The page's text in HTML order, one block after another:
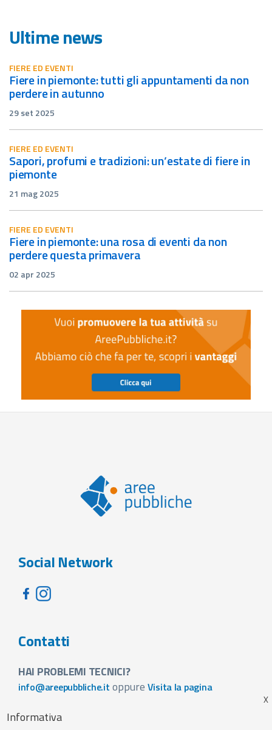
Ultime news
FIERE ED EVENTI
fiere in piemonte: tutti gli appuntamenti da non
perdere in autunno
29 set 2025
FIERE ED EVENTI
sapori, profumi e tradizioni: un’estate di fiere in
piemonte
21 mag 2025
FIERE ED EVENTI
fiere in piemonte: una rosa di eventi da non
perdere questa primavera
02 apr 2025
Social Network
Contatti
HAI PROBLEMI TECNICI?
info@areepubbliche.it oppure Visita la pagina
Visita la pagina
Informativa